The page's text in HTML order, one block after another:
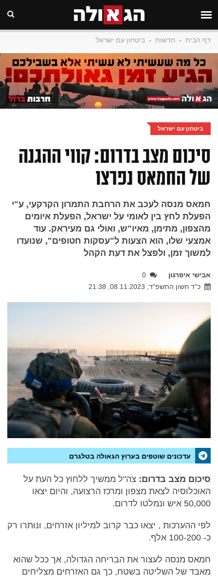
דף הבית - חדשות - ביטחון עם ישראל
ביטחון עם ישראל
סיכום מצב בדרום: קווי ההגנה
של החמאס נפרצו
חמאס מנסה לעכב את הרחבת התמרון הקרקעי, ע"י
הפעלת לחץ בין לאומי על ישראל, הפעלת איומים
מהצפון, מתימן, מאיו"ש, ואולי גם מעיראק. עוד
אמצעי שלו, הוא הצעות ל"עסקות חטופים", שנועדו
למשוך זמן, ולפצל את דעת הקהל
אבישי איפרגון
0
כ"ד חשון התשפ"ד, 08.11.2023, 21:38
עדכונים שוטפים בערוץ הגאולה בטלגרם
סיכום מצב בדרום: צה"ל ממשיך ללחוץ כל העת על
האוכלוסיה לצאת מצפון ומרכז הרצועה, והיום יצאו
50,000 איש ונמלטו לדרום.
לפי ההערכות , יצאו כבר קרוב למיליון אזרחים, ונותרו רק
כ- 100-200 אלף.
חמאס מנסה לעצור את הבריחה הגדולה, אך ככל שהוא
מאבד של השליטה בשטח, כך גם האזרחים מצליחים